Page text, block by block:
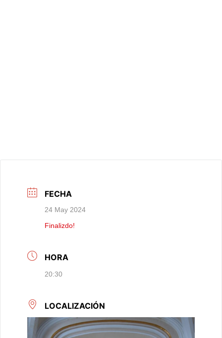
FECHA
24 May 2024
Finalizdo!
HORA
20:30
LOCALIZACIÓN